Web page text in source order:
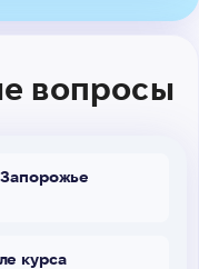
вопросы
курса